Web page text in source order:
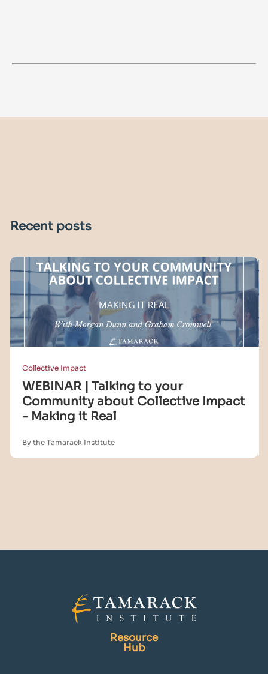
Recent posts
Collective Impact
WEBINAR | Talking to your
Community about Collective Impact
- Making it Real
By the Tamarack Institute
Resource
Hub